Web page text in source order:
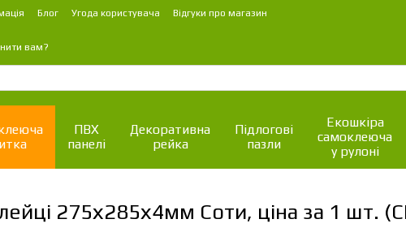
Блог Угода користувача Відгуки про магазин
вам?
ПВХ
панелі
Декоративна
рейка
Підлогові
пазли
Екошкіра
самоклеюча
у рулоні
275х285х4мм Соти, ціна за 1 шт.